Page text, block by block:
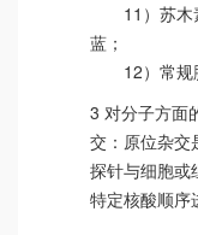
11）苏
蓝；
12）常规
3 对分子方面
交：原位杂交
探针与细胞或
特定核酸顺序